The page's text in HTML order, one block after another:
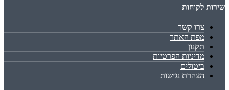
שירות לקוחות
צרו קשר
מפת האתר
תקנון
מדיניות הפרטיות
ביטולים
הצהרת נגישות